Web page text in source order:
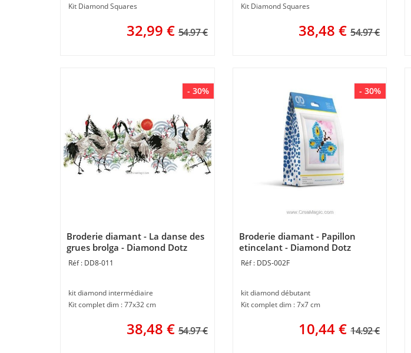
Kit Diamond Squares
32,99 € 54.97 €
Kit Diamond Squares
38,48 € 54.97 €
- 30%
Broderie diamant - La danse des
grues brolga - Diamond Dotz
DD8-011
kit diamond intermédiaire
Kit complet dim : 77x32 cm
38,48 € 54.97 €
- 30%
Broderie diamant - Papillon
etincelant - Diamond Dotz
DDS-002F
kit diamond débutant
Kit complet dim : 7x7 cm
10,44€ 14.92 €